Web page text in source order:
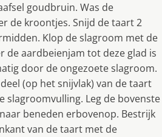
goudbruin. Was de
de kroontjes. Snijd de taart 2
Klop de slagroom met de
de aardbeienjam tot deze glad is
door de ongezoete slagroom.
(op het snijvlak) van de taart
slagroomvulling. Leg de bovenste
beneden erbovenop. Bestrijk
van de taart met de